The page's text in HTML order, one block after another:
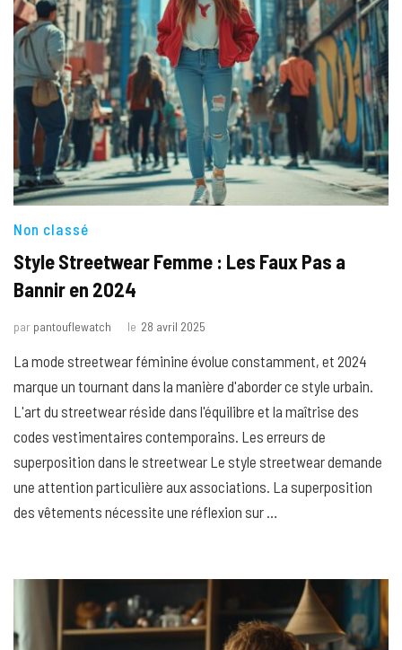
Non classé
Style Streetwear Femme : Les Faux Pas a
Bannir en 2024
par pantouflewatch le 28 avril 2025
La mode streetwear féminine évolue constamment, et 2024
marque un tournant dans la manière d'aborder ce style urbain.
L'art du streetwear réside dans l'équilibre et la maîtrise des
codes vestimentaires contemporains. Les erreurs de
superposition dans le streetwear Le style streetwear demande
une attention particulière aux associations. La superposition
des vêtements nécessite une réflexion sur …